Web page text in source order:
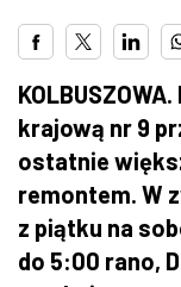
krajową nr 9
ostatnie
remontem. W
z piątku na
do 5:00 rano,